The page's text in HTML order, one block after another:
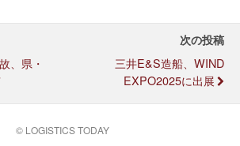
、県・
次の投稿
三井E&S造船、WIND
EXPO2025に出展
© LOGISTICS TODAY